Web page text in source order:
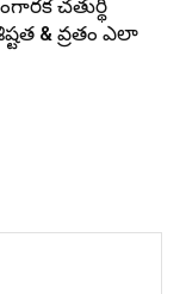
చతుర్థి
& వ్రతం ఎలా